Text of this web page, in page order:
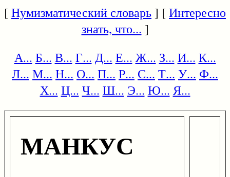
[Нумизматический словарь] [Интересно
знать, что... ]
А... Б... В... Г... Д... Е... Ж... З... И... К...
Л... М... Н... О... П... Р... С... Т... У... Ф...
Х... Ц... Ч... Ш... Э... Ю... Я...
МАНКУС